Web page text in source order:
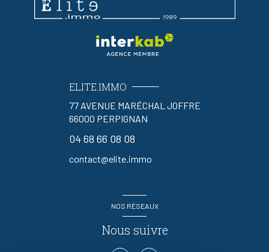
ELITE.IMMO
77 AVENUE MARÉCHAL JOFFRE
66000 PERPIGNAN
04 68 66 08 08
contact@elite.immo
NOS RÉSEAUX
Nous suivre